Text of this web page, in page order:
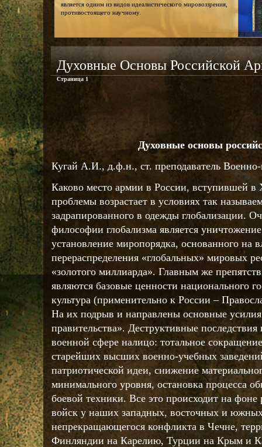
является одним из видов идеалистического мировоззрения,
противостоящего научному.
Духовные Основы Российской
Страница 1
Духовные основы
Кугай А.И., д.ф.н., ст. преподаватель
Каково место армии в России, вступившей в
проблемы возрастает в условиях так
задрапированного в одежды глобализации.
философии глобализма является
установление миропорядка, основанного на
перераспределения «глобальных» мировых
«золотого миллиарда». Главным же
являются базовые ценности национального
культура (применительно к России –
На их подрыв и направлены основные
правительства». Деструктивные
военной сфере налицо: тотальное
старейших высших военно-учебных
патриотической идеи, снижение
минимального уровня, остановка процесса
боевой техники. Все это происходит на
войск у наших западных, восточных и
непрекращающегося конфликта в Чечне,
Финляндии на Карелию, Турции на Крым и